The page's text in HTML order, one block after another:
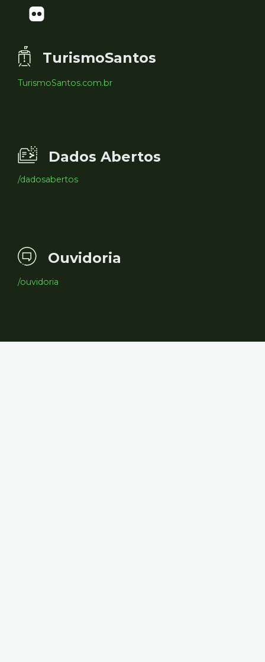
TurismoSantos
TurismoSantos.com.br
Dados Abertos
/dadosabertos
Ouvidoria
/ouvidoria